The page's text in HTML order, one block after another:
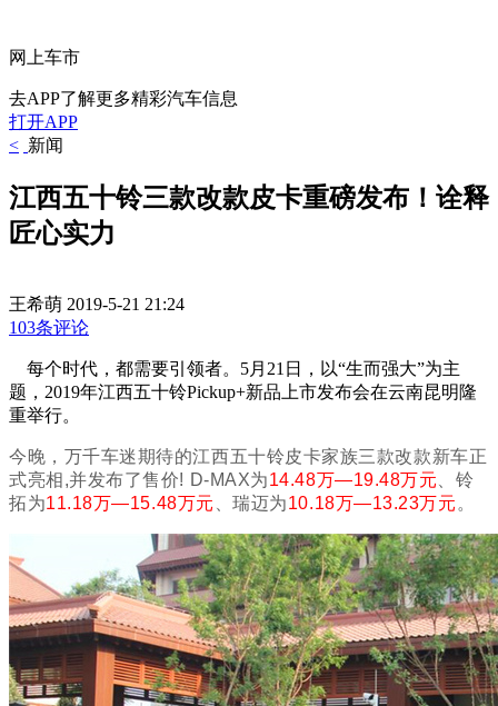
网上车市
去APP了解更多精彩汽车信息
打开APP
< 新闻
江西五十铃三款改款皮卡重磅发布！诠释
匠心实力
王希萌 2019-5-21 21:24
103条评论
每个时代，都需要引领者。5月21日，以“生而强大”为主
题，2019年江西五十铃Pickup+新品上市发布会在云南昆明隆
重举行。
今晚，万千车迷期待的江西五十铃皮卡家族三款改款新车正
式亮相,并发布了售价! D-MAX为14.48万—19.48万元 、铃
拓为11.18万—15.48万元 、瑞迈为10.18万—13.23万元 。